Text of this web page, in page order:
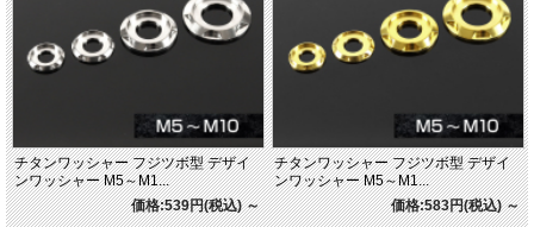
チタンワッシャー フジツボ型 デザイ
ンワッシャー M5～M1...
価格:539円(税込)～
チタンワッシャー フジツボ型 デザイ
ンワッシャー M5～M1...
価格:583円(税込)～